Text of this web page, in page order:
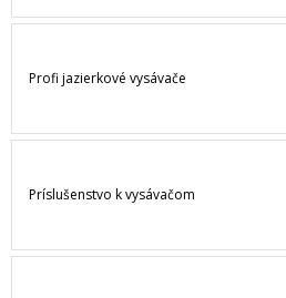
Profi jazierkové vysávače
Príslušenstvo k vysávačom